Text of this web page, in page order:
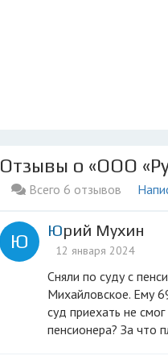
Отзывы о «ООО
Всего 6 отзывов
Ю
Юрий Мухин
12 января 2024
Сняли по суду с пенсионера, который живёт на одну пенсию, половину пенсии. И всё это под новый год. Живёт в с.
Михайловское. Ему
суд приехать не
пенсионера? За что